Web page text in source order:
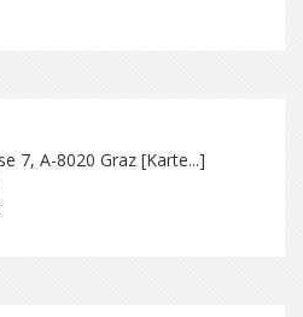
7, A-8020 Graz [Karte...]